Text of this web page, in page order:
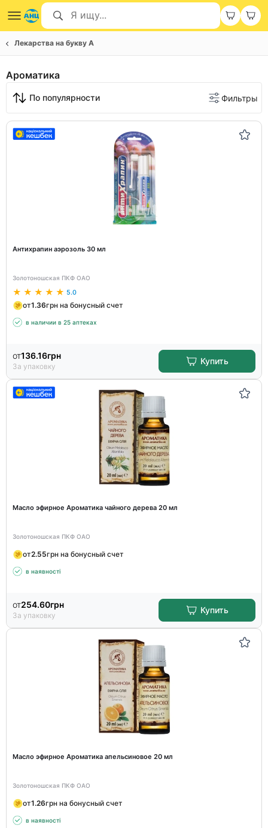
Лекарства на букву А
Ароматика
По популярности Фильтры
Антихрапин аэрозоль 30 мл
Золотоношская ПКФ ОАО
5.0
от1.36грн на бонусный счет
в наличии в 25 аптеках
от136.16грн
За упаковку
Купить
Масло эфирное Ароматика чайного дерева 20 мл
Золотоношская ПКФ ОАО
от2.55грн на бонусный счет
в наявності
от254.60грн
За упаковку
Купить
Масло эфирное Ароматика апельсиновое 20 мл
Золотоношская ПКФ ОАО
от1.26грн на бонусный счет
в наявності